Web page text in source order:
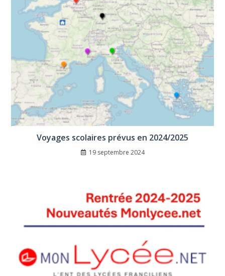
Voyages scolaires prévus en 2024/2025
19 septembre 2024